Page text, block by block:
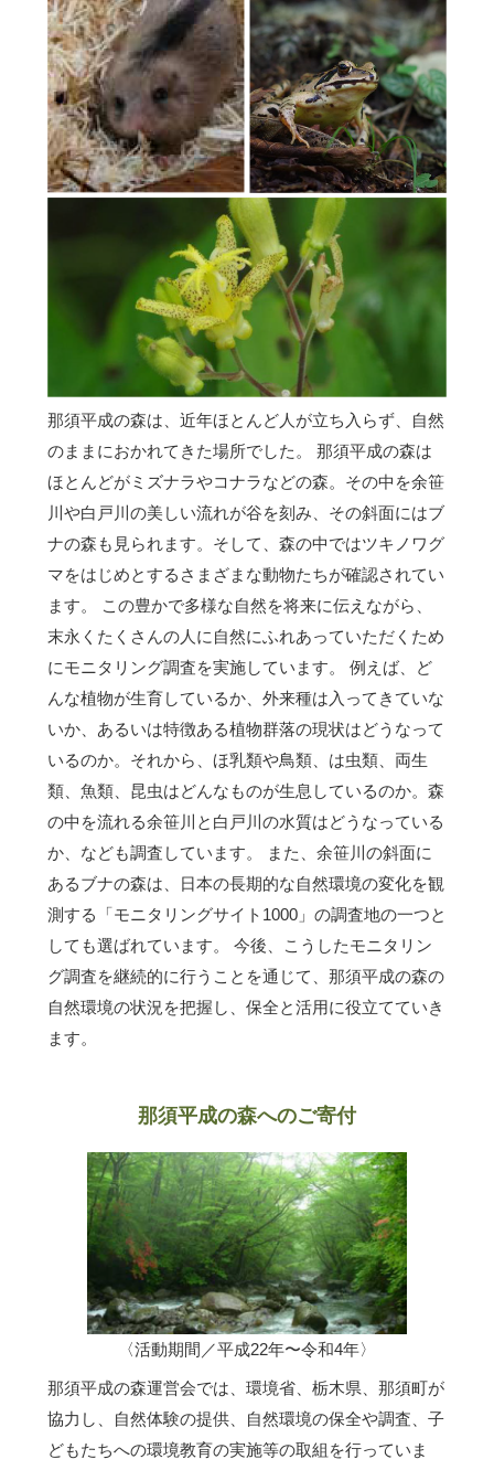
那須平成の森は、近年ほとんど人が立ち入らず、自然
のままにおかれてきた場所でした。 那須平成の森は
ほとんどがミズナラやコナラなどの森。その中を余笹
川や白戸川の美しい流れが谷を刻み、その斜面にはブ
ナの森も見られます。そして、森の中ではツキノワグ
マをはじめとするさまざまな動物たちが確認されてい
ます。 この豊かで多様な自然を将来に伝えながら、
末永くたくさんの人に自然にふれあっていただくため
にモニタリング調査を実施しています。 例えば、ど
んな植物が生育しているか、外来種は入ってきていな
いか、あるいは特徴ある植物群落の現状はどうなって
いるのか。それから、ほ乳類や鳥類、は虫類、両生
類、魚類、昆虫はどんなものが生息しているのか。森
の中を流れる余笹川と白戸川の水質はどうなっている
か、なども調査しています。 また、余笹川の斜面に
あるブナの森は、日本の長期的な自然環境の変化を観
測する「モニタリングサイト1000」の調査地の一つと
しても選ばれています。 今後、こうしたモニタリン
グ調査を継続的に行うことを通じて、那須平成の森の
自然環境の状況を把握し、保全と活用に役立てていき
ます。
那須平成の森へのご寄付
〈活動期間／平成22年〜令和4年〉
那須平成の森運営会では、環境省、栃木県、那須町が
協力し、自然体験の提供、自然環境の保全や調査、子
どもたちへの環境教育の実施等の取組を行っていま